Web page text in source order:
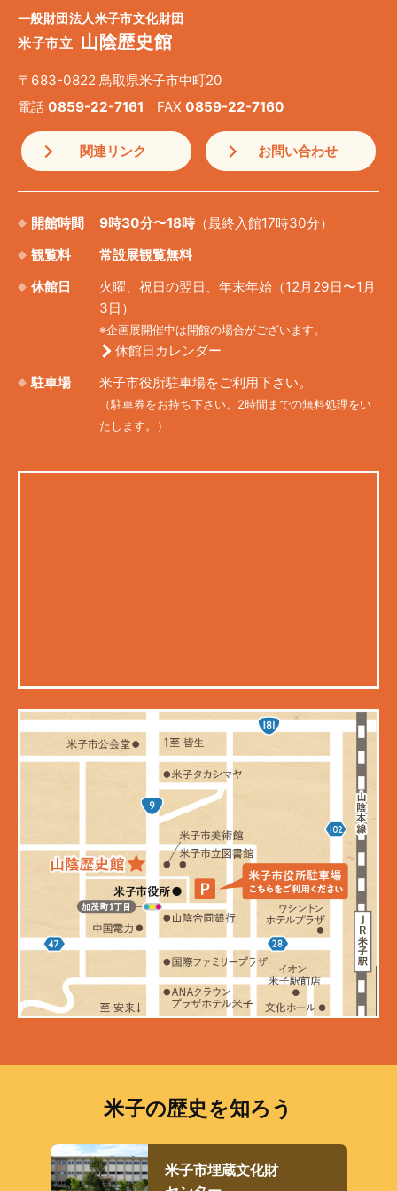
一般財団法人米子市文化財団
米子市立 山陰歴史館
〒683-0822 鳥取県米子市中町20
電話 0859-22-7161 FAX 0859-22-7160
関連リンク お問い合わせ
開館時間 9時30分〜18時（最終入館17時30分）
観覧料
常設展観覧無料
休館日
火曜、祝日の翌日、年末年始（12月29日〜1月
3日）
※企画展開催中は開館の場合がございます。
休館日カレンダー
駐車場
米子市役所駐車場をご利用下さい。
（駐車券をお持ち下さい。2時間までの無料処理をい
たします。）
米子の歴史を知ろう
米子市埋蔵文化財